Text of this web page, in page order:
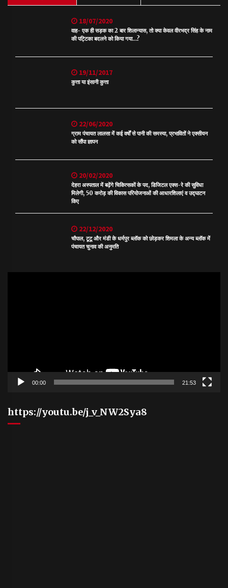
18/07/2020
वाह- एक ही सड़क का 2 बार शिलान्यास, तो क्या केवल वीरभद्र सिंह के नाम
की पट्टिका बदलने को किया गया…?
19/11/2017
कुत्ता या इंसानी कुत्ता
22/06/2020
ग्राम पंचायत लालसा में कई वर्षों से पानी की समस्या, प्रभावितों ने एक्सीयन
को सौंपा ज्ञापन
20/02/2020
देहरा अस्पताल में बढ़ेंगे चिकित्सकों के पद, डिजिटल एक्स-रे की सुविधा
मिलेगी, 50 करोड़ की विकास परियोजनाओं की आधारशिलाएं व उद्घाटन
किए
22/12/2020
चौपाल, टूटू और मंडी के धर्मपुर ब्लॉक को छोड़कर शिमला के अन्य ब्लॉक में
पंचायत चुनाव की अनुमति
00:00 21:53
https://youtu.be/j_v_NW2Sya8